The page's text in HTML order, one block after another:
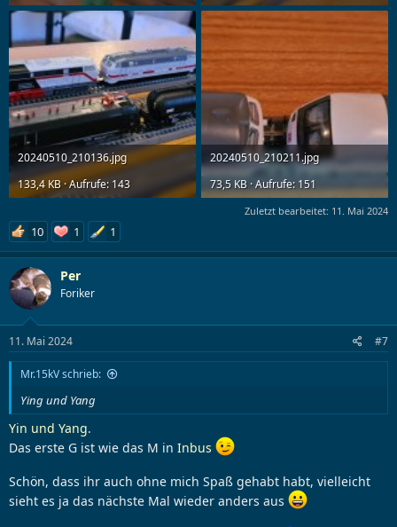
20240510_210136.jpg
133,4 KB · Aufrufe: 143
20240510_210211.jpg
73,5 KB · Aufrufe: 151
Zuletzt bearbeitet: 11. Mai 2024
10 1 1
Per
Foriker
11. Mai 2024 #7
Mr.15kV schrieb:
Ying und Yang
Yin und Yang.
Das erste G ist wie das M in Inbus
Schön, dass ihr auch ohne mich Spaß gehabt habt, vielleicht
sieht es ja das nächste Mal wieder anders aus